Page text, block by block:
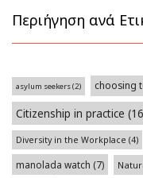
Περιήγηση ανά
asylum seekers(2) choosing
Citizenship in practice
Diversity in the Workplace (4)
manolada watch (7)